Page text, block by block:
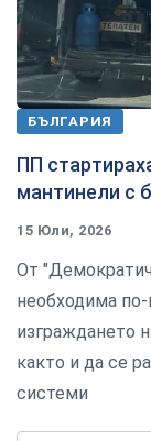
БЪЛГАРИЯ
ПП
мантинели с
15 Юли, 2026
От
необходима
изграждането
както и да се
системи